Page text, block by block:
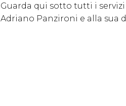
Guarda qui sotto tutti i
Adriano Panzironi e alla sua